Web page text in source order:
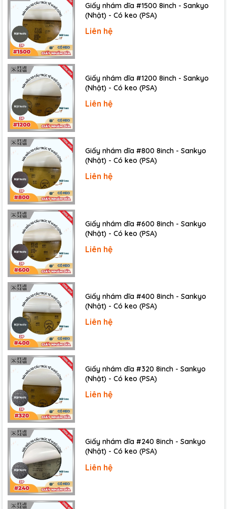
Giấy nhám dĩa #1500 8inch - Sankyo
(Nhật) - Có keo (PSA)
Liên hệ
Giấy nhám dĩa #1200 8inch - Sankyo
(Nhật) - Có keo (PSA)
Liên hệ
Giấy nhám dĩa #800 8inch - Sankyo
(Nhật) - Có keo (PSA)
Liên hệ
Giấy nhám dĩa #600 8inch - Sankyo
(Nhật) - Có keo (PSA)
Liên hệ
Giấy nhám dĩa #400 8inch - Sankyo
(Nhật) - Có keo (PSA)
Liên hệ
Giấy nhám dĩa #320 8inch - Sankyo
(Nhật) - Có keo (PSA)
Liên hệ
Giấy nhám dĩa #240 8inch - Sankyo
(Nhật) - Có keo (PSA)
Liên hệ